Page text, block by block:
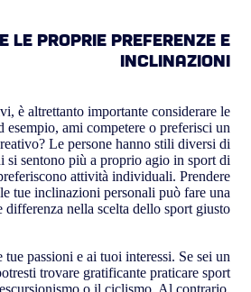
le proprie preferenze e
inclinazioni
è altrettanto importante considerare le
esempio, ami competere o preferisci un
Le persone hanno stili diversi di
si sentono più a proprio agio in sport di
attività individuali. Prendere
tue inclinazioni personali può fare una
differenza nella scelta dello sport giusto.
tue passioni e ai tuoi interessi. Se sei un
trovare gratificante praticare sport